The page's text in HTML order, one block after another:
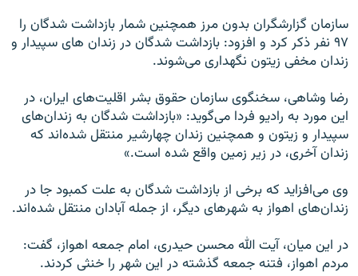
سازمان گزارشگران بدون مرز همچنين شمار بازداشت شدگان را
۹۷ نفر ذکر کرد و افزود: بازداشت شدگان در زندان های سپيدار و
زندان مخفی زيتون نگهداری می‌شوند.
رضا وشاهی، سخنگوی سازمان حقوق بشر اقليت‌های ايران، در
اين مورد به راديو فردا می‌گويد: «بازداشت شدگان به زندان‌های
سپیدار و زیتون و همچنین زندان چهارشیر منتقل شده‌اند که
زندان آخری، در زیر زمین واقع شده است.»
وی می‌افزاید که برخی از بازداشت شدگان به علت کمبود جا در
زندان‌های اهواز به شهرهای دیگر، از جمله آبادان منتقل شده‌اند.
در اين ميان، آيت الله محسن حيدری، امام جمعه اهواز، گفت:
مردم اهواز، فتنه جمعه گذشته در اين شهر را خنثی کردند.